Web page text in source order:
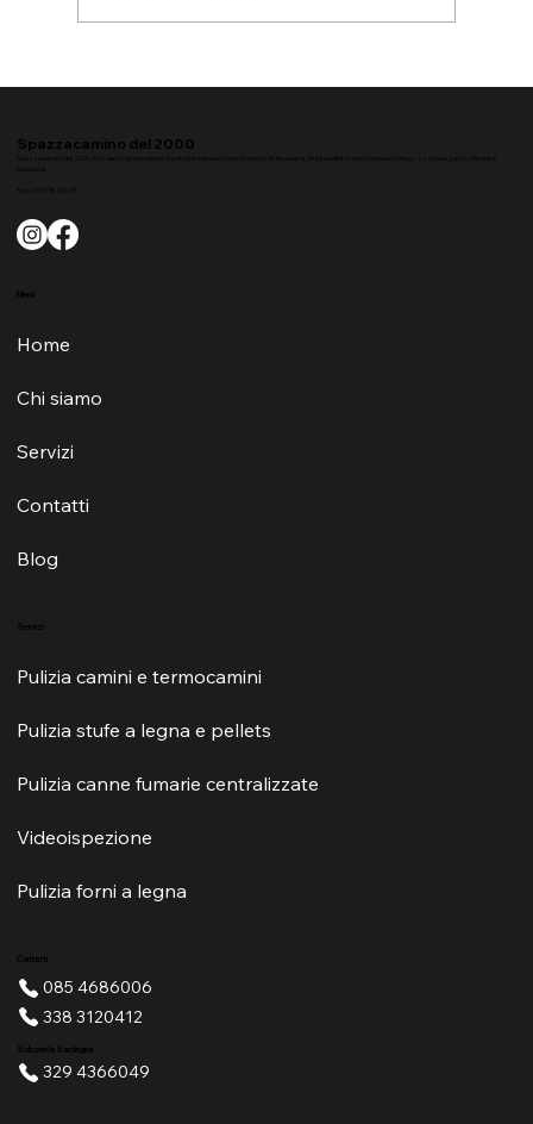
Spazzacamino del 2000
Spazzacamino del 2000 offre servizi professionali di pulizia e manutenzione di camini, stufe a legna, stufe a pellet e canne fumarie in Abruzzo, Molise, Lazio, Marche e
Menù
Home
Chi siamo
Servizi
Contatti
Blog
Servizi
Pulizia camini e termocamini
Pulizia stufe a legna e pellets
Pulizia canne fumarie centralizzate
Videoispezione
Pulizia forni a legna
Contatti
085 4686006
338 3120412
Solo per la Sardegna
329 4366049